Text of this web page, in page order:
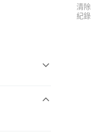
清除
紀錄